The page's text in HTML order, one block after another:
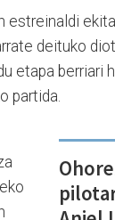
deituko
etapa
partida.